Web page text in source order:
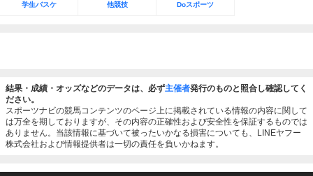
学生バスケ 他競技 Doスポーツ
結果・成績・オッズなどのデータは、必ず主催者発行のものと照合し確認してく
ださい。
スポーツナビの競馬コンテンツのページ上に掲載されている情報の内容に関して
は万全を期しておりますが、その内容の正確性および安全性を保証するものでは
ありません。当該情報に基づいて被ったいかなる損害についても、LINEヤフー
株式会社および情報提供者は一切の責任を負いかねます。